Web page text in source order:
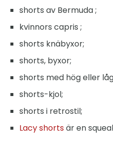
shorts av Bermuda ;
kvinnors capris ;
shorts knäbyxor;
shorts, byxor;
shorts med hög eller
shorts-kjol;
shorts i retrostil;
Lacy shortsär en